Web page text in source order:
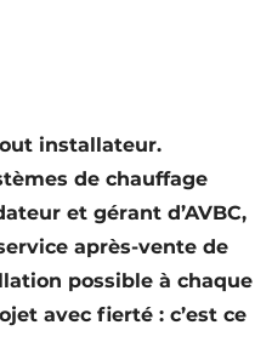
installateur.
de chauffage
et gérant d’AVBC,
après-vente de
possible à chaque
avec fierté : c’est ce